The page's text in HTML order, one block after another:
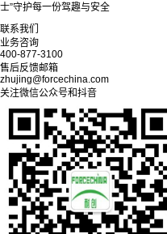
士”守护每一份驾趣与安全
联系我们
业务咨询
400-877-3100
售后反馈邮箱
zhujing@forcechina.com
关注微信公众号和抖音